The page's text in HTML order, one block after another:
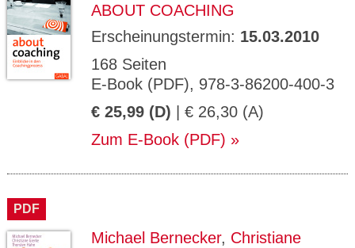
ABOUT COACHING
Erscheinungstermin: 15.03.2010
168 Seiten
E-Book (PDF), 978-3-86200-400-3
€ 25,99 (D) | € 26,30 (A)
Zum E-Book (PDF)
PDF
Michael Bernecker, Christiane